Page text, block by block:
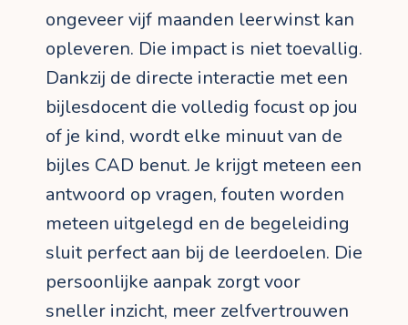
ongeveer vijf maanden leerwinst kan
opleveren. Die impact is niet toevallig.
Dankzij de directe interactie met een
bijlesdocent die volledig focust op jou
of je kind, wordt elke minuut van de
bijles CAD benut. Je krijgt meteen een
antwoord op vragen, fouten worden
meteen uitgelegd en de begeleiding
sluit perfect aan bij de leerdoelen. Die
persoonlijke aanpak zorgt voor
sneller inzicht, meer zelfvertrouwen